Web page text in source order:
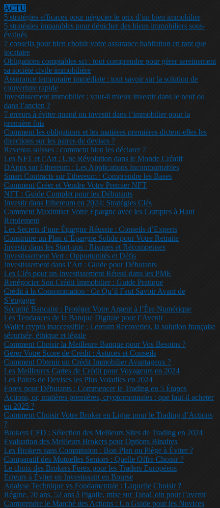
ACTU
5 stratégies efficaces pour négocier le prix d’un bien immobilier
5 stratégies imparables pour dénicher des biens immobiliers sous-
évalués
7 conseils pour bien choisir votre assurance habitation en tant que
locataire
Obligations comptables sci : tout comprendre pour gérer sereinement
sa société civile immobilière
Assurance temporaire immédiate : tout savoir sur la solution de
couverture rapide
Investissement immobilier : vaut-il mieux investir dans le neuf ou
dans l’ancien ?
7 erreurs à éviter quand on investit dans l’immobilier pour la
première fois
Comment les obligations et les matières premières dictent-elles les
directions sur les paires de devises ?
Revenus suisses : comment bien les déclarer ?
Les NFT et l’Art : Une Révolution dans le Monde Créatif
DApps sur Ethereum : Les Applications Incontournables
Smart Contracts sur Ethereum : Comprendre les Bases
Comment Créer et Vendre Votre Premier NFT
NFT : Guide Complet pour les Débutants
Investir dans Ethereum en 2024: Stratégies Clés
Comment Maximiser Votre Épargne avec les Comptes à Haut
Rendement
Les Secrets d’une Épargne Réussie : Conseils d’Experts
Construire un Plan d’Épargne Solide pour Votre Retraite
Investir dans les Start-ups : Risques et Récompenses
Investissement Vert : Opportunités et Défis
Investissement dans l’Art : Guide pour Débutants
Les Clés pour un Investissement Réussi dans les PME
Renégocier Son Crédit Immobilier : Guide Pratique
Crédit à la Consommation : Ce Qu’il Faut Savoir Avant de
S’engager
Sécurité Bancaire : Protéger Votre Argent à l’Ère Numérique
Les Tendances de la Banque Digitale pour l’Avenir
Wallet crypto inaccessible : Lereum Recoveries, la solution française
sécurisée, éthique et légale
Comment Choisir la Meilleure Banque pour Vos Besoins ?
Gérer Votre Score de Crédit : Astuces et Conseils
Comment Obtenir un Crédit Immobilier Avantageux ?
Les Meilleures Cartes de Crédit pour Voyageurs en 2024
Les Paires de Devises les Plus Volatiles en 2024
Forex pour Débutants : Commencer le Trading en 5 Étapes
Actions, or, matières premières, cryptomonnaies : que faut-il acheter
en 2025 ?
Comment Choisir Votre Broker en Ligne pour le Trading d’Actions
?
Brokers CFD : Sélection des Meilleurs Sites de Trading en 2024
Évaluation des Meilleurs Brokers pour Options Binaires
Les Brokers sans Commission : Bon Plan ou Piège à Éviter ?
Comparatif des Mutuelles Seniors : Quelle Offre Choisir ?
Le choix des Brokers Forex pour les Traders Européens
Erreurs à Éviter en Investissant en Bourse
Analyse Technique vs Fondamentale : Laquelle Choisir ?
Régine, 70 ans, 52 ans à Pigalle, mise sur TanaCoin pour l’avenir
Comprendre le Marché des Actions : Un Guide pour les Novices